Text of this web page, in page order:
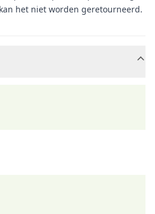
het niet worden geretourneerd.